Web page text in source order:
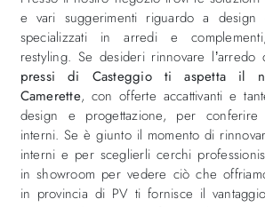
e vari suggerimenti riguardo a design
specializzati in arredi e
restyling. Se desideri rinnovare
pressi di Casteggio ti aspetta il
Camerette, con offerte accattivanti e
design e progettazione, per
interni. Se è giunto il momento di
interni e per sceglierli cerchi
in showroom per vedere ciò che
in provincia di PV ti fornisce il